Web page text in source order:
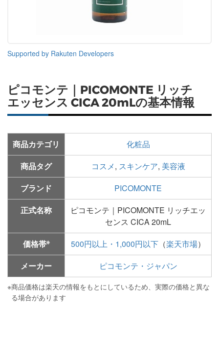
Supported by Rakuten Developers
ピコモンテ｜PICOMONTE リッチ
エッセンス CICA 20mLの基本情報
商品カテゴリ
化粧品
商品タグ
コスメ, スキンケア, 美容液
ブランド
PICOMONTE
正式名称
ピコモンテ｜PICOMONTE リッチエッ
センス CICA 20mL
価格帯※ 500円以上・1,000円以下 （楽天市場）
メーカー
ピコモンテ・ジャパン
※商品価格は楽天の情報をもとにしているため、実際の価格と異な
る場合があります